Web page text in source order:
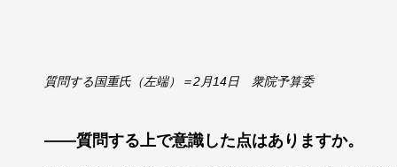
質問する国重氏（左端）＝2月14日 衆院予算委
――質問する上で意識した点はありますか。